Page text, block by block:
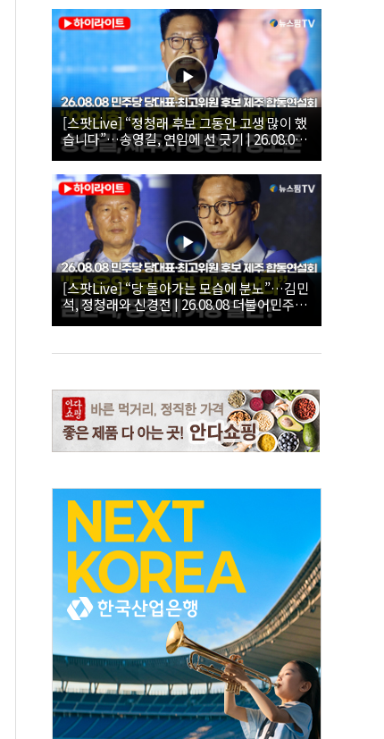
[스팟Live] “정청래 후보 그동안 고생 많이 했
습니다”…송영길, 연임에 선 긋기 | 26.08.08
더불어민주당 당대표·최고위원 후보 제주 합
동연설회
[스팟Live] “당 돌아가는 모습에 분노”…김민
석, 정청래와 신경전 | 26.08.08 더불어민주당
당대표·최고위원 후보 제주 합동연설회